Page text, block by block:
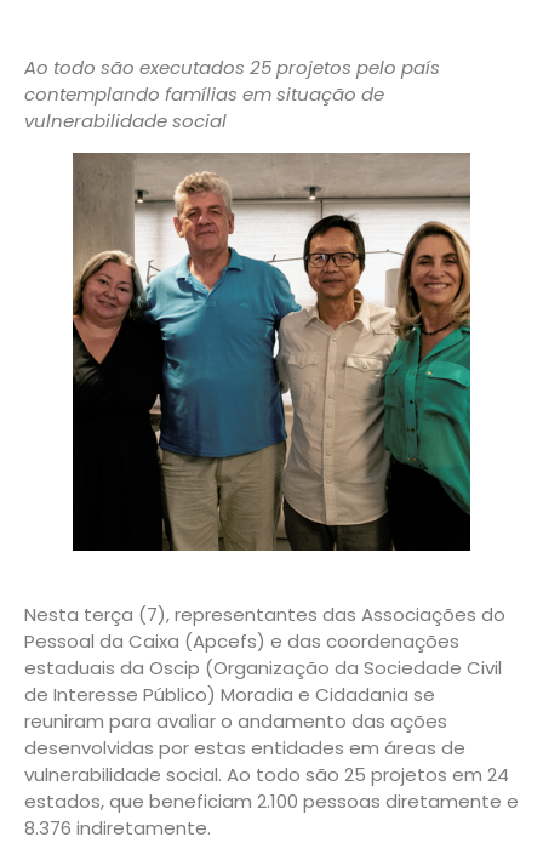
Ao todo são executados 25 projetos pelo país
contemplando famílias em situação de
vulnerabilidade social
Nesta terça (7), representantes das Associações do
Pessoal da Caixa (Apcefs) e das coordenações
estaduais da Oscip (Organização da Sociedade Civil
de Interesse Público) Moradia e Cidadania se
reuniram para avaliar o andamento das ações
desenvolvidas por estas entidades em áreas de
vulnerabilidade social. Ao todo são 25 projetos em 24
estados, que beneficiam 2.100 pessoas diretamente e
8.376 indiretamente.